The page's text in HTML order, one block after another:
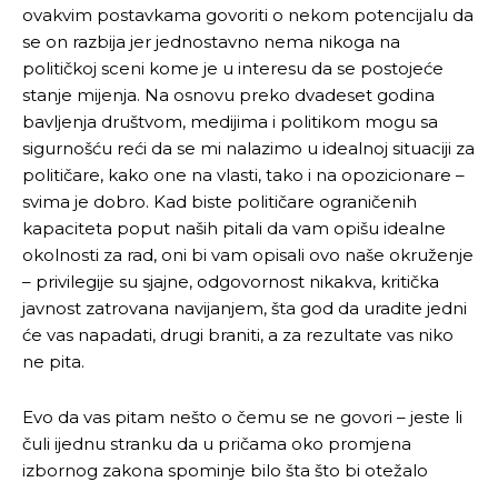
ovakvim postavkama govoriti o nekom potencijalu da
se on razbija jer jednostavno nema nikoga na
političkoj sceni kome je u interesu da se postojeće
stanje mijenja. Na osnovu preko dvadeset godina
bavljenja društvom, medijima i politikom mogu sa
sigurnošću reći da se mi nalazimo u idealnoj situaciji za
političare, kako one na vlasti, tako i na opozicionare –
svima je dobro. Kad biste političare ograničenih
kapaciteta poput naših pitali da vam opišu idealne
okolnosti za rad, oni bi vam opisali ovo naše okruženje
– privilegije su sjajne, odgovornost nikakva, kritička
javnost zatrovana navijanjem, šta god da uradite jedni
će vas napadati, drugi braniti, a za rezultate vas niko
ne pita.
Evo da vas pitam nešto o čemu se ne govori – jeste li
čuli ijednu stranku da u pričama oko promjena
izbornog zakona spominje bilo šta što bi otežalo